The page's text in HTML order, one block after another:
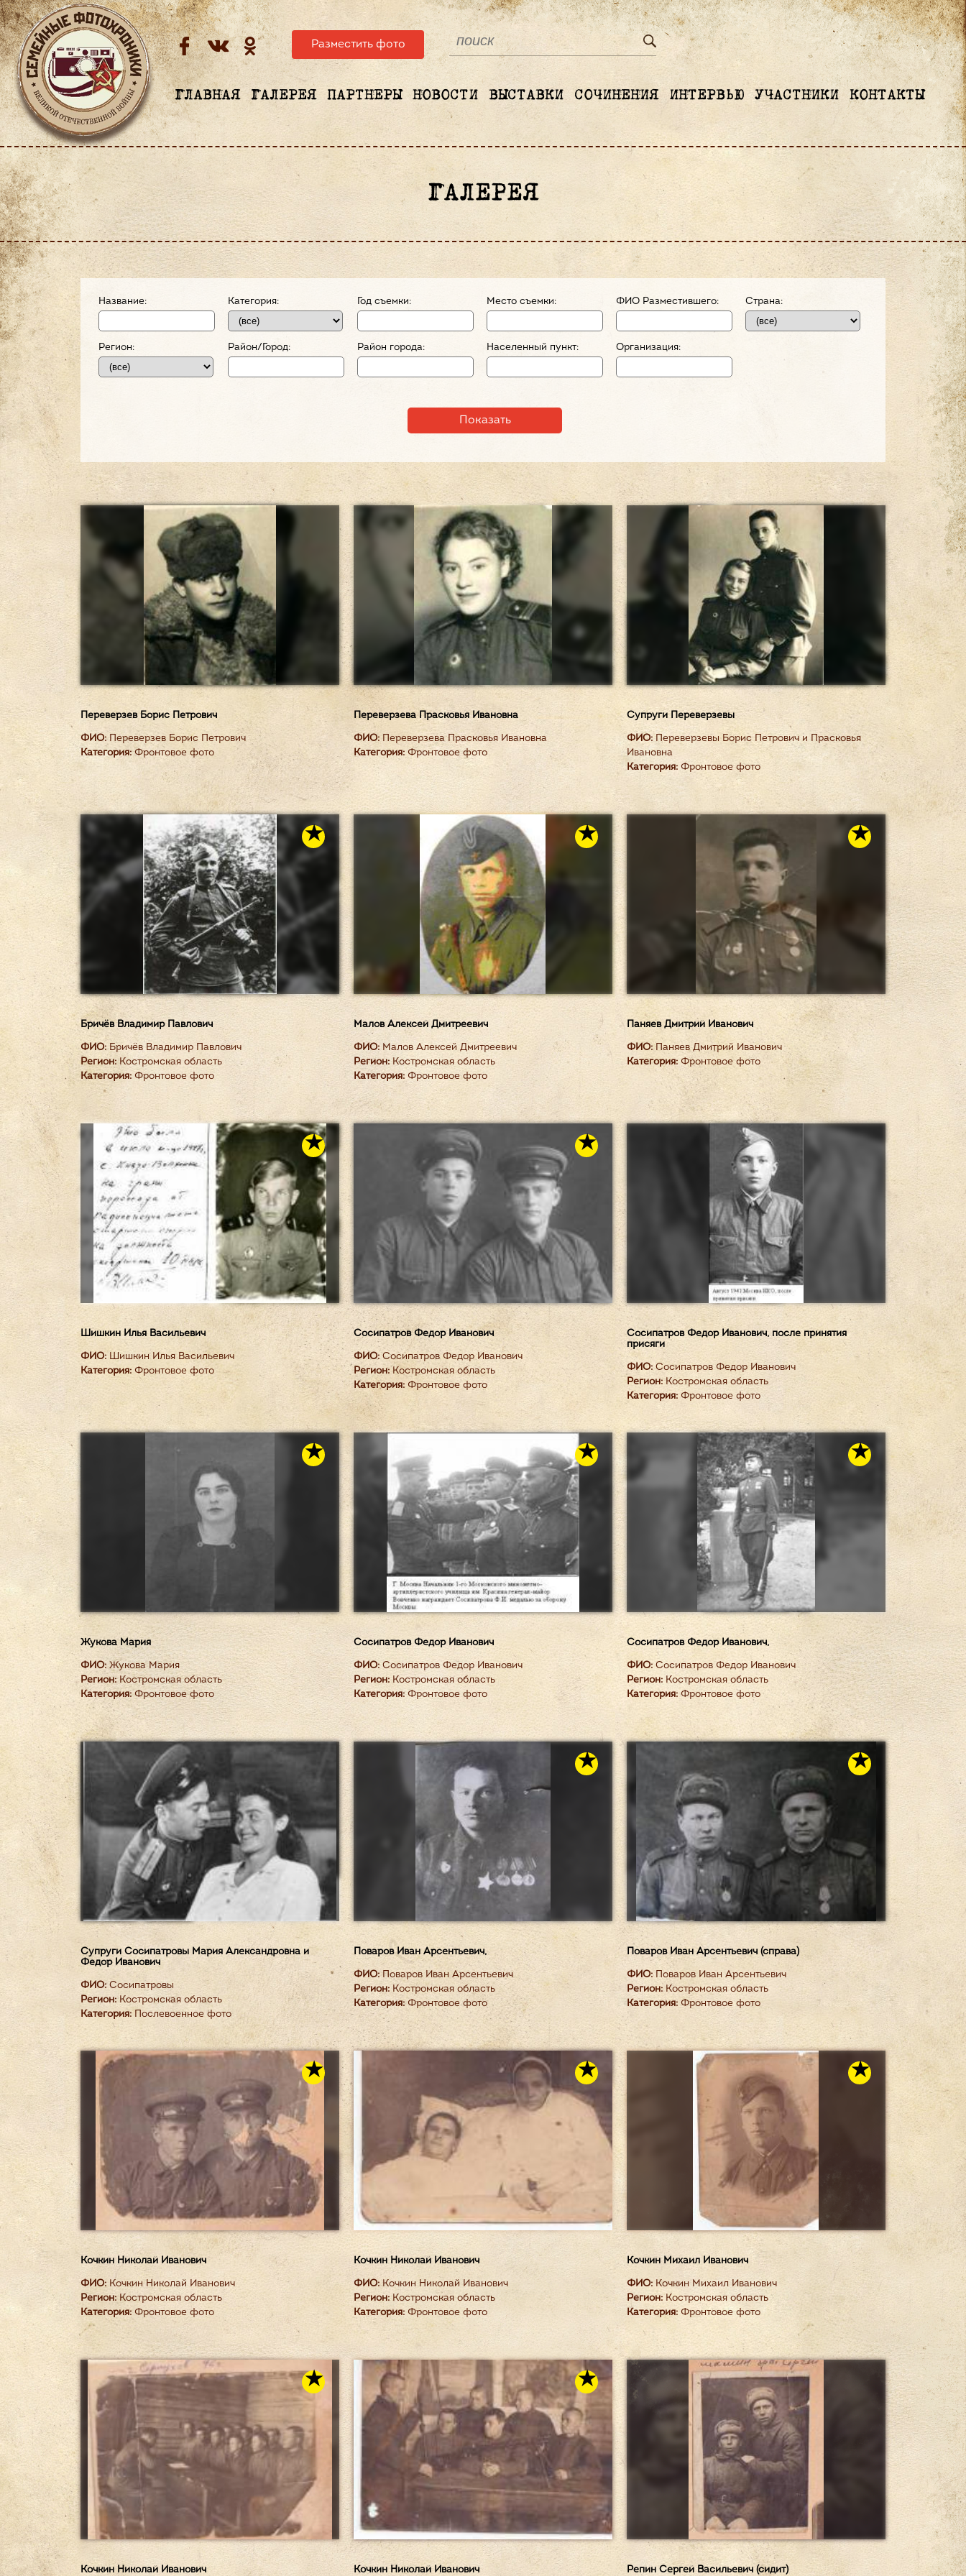
Разместить фото
ГЛАВНАЯ ГАЛЕРЕЯ ПАРТНЕРЫ НОВОСТИ ВЫСТАВКИ СОЧИНЕНИЯ ИНТЕРВЬЮ УЧАСТНИКИ КОНТАКТЫ
ГАЛЕРЕЯ
Название: Категория: Год съемки: Место съемки: ФИО Разместившего: Страна:
Регион: Район/Город: Район города: Населенный пункт: Организация:
Переверзев Борис Петрович
ФИО:Переверзев Борис Петрович
Категория: Фронтовое фото
Переверзева Прасковья Ивановна
ФИО:Переверзева Прасковья Ивановна
Категория:Фронтовое фото
Супруги Переверзевы
ФИО:Переверзевы Борис Петрович и Прасковья
Ивановна
Категория:Фронтовое фото
Бричёв Владимир Павлович
ФИО: Бричёв Владимир Павлович
Регион: Костромская область
Категория: Фронтовое фото
Малов Алексей Дмитреевич
ФИО:Малов Алексей Дмитреевич
Регион:Костромская область
Категория:Фронтовое фото
Паняев Дмитрий Иванович
ФИО:Паняев Дмитрий Иванович
Категория:Фронтовое фото
Шишкин Илья Васильевич
ФИО: Шишкин Илья Васильевич
Категория: Фронтовое фото
Сосипатров Федор Иванович
ФИО:Сосипатров Федор Иванович
Регион:Костромская область
Категория:Фронтовое фото
Сосипатров Федор Иванович, после принятия
присяги
ФИО:Сосипатров Федор Иванович
Регион:Костромская область
Категория:Фронтовое фото
Жукова Мария
ФИО: Жукова Мария
Регион:Костромская область
Категория:Фронтовое фото
Сосипатров Федор Иванович
ФИО:Сосипатров Федор Иванович
Регион:Костромская область
Категория:Фронтовое фото
Сосипатров Федор Иванович,
ФИО:Сосипатров Федор Иванович
Регион:Костромская область
Категория:Фронтовое фото
Супруги Сосипатровы Мария Александровна и
Федор Иванович
ФИО: Сосипатровы
Регион: Костромская область
Категория: Послевоенное фото
Поваров Иван Арсентьевич,
ФИО:Поваров Иван Арсентьевич
Регион:Костромская область
Категория:Фронтовое фото
Поваров Иван Арсентьевич (справа)
ФИО:Поваров Иван Арсентьевич
Регион:Костромская область
Категория:Фронтовое фото
Кочкин Николай Иванович
ФИО: Кочкин Николай Иванович
Регион: Костромская область
Категория: Фронтовое фото
Кочкин Николай Иванович
ФИО:Кочкин Николай Иванович
Регион:Костромская область
Категория:Фронтовое фото
Кочкин Михаил Иванович
ФИО:Кочкин Михаил Иванович
Регион:Костромская область
Категория:Фронтовое фото
Кочкин Николай Иванович Кочкин Николай Иванович Репин Сергей Васильевич (сидит)